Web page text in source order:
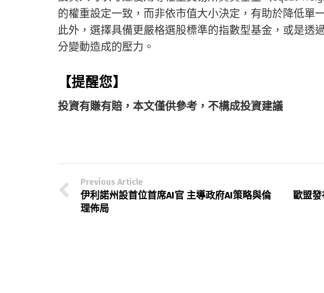
的權重設定一致，而非依市值大小決定，有助於降低單
此外，選擇具備更嚴格選股標準的指數型基金，或是透
分變動造成的壓力。
【提醒您】
投資有賺有賠，本文僅供參考，不構成投資建議
Previous Article
伊利諾州設首位首席AI官 主導政府AI策略與倫
理佈局
歐盟發